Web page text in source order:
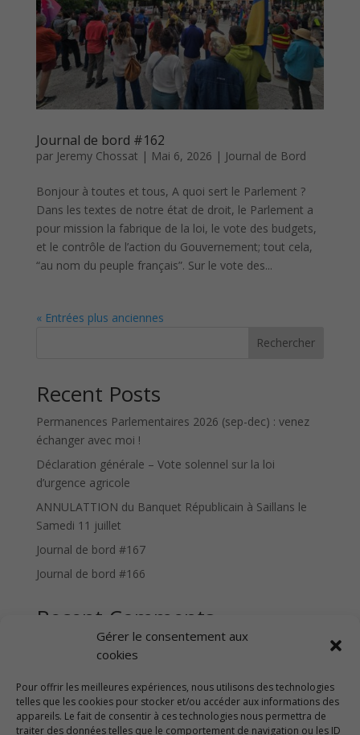
Gérer le consentement aux
cookies
Pour offrir les meilleures expériences, nous utilisons des technologies
telles que les cookies pour stocker et/ou accéder aux informations des
appareils. Le fait de consentir à ces technologies nous permettra de
traiter des données telles que le comportement de navigation ou les ID
Journal de bord #162
par Jeremy Chossat | Mai 6, 2026 | Journal de Bord
Bonjour à toutes et tous, A quoi sert le Parlement ?
Dans les textes de notre état de droit, le Parlement a
pour mission la fabrique de la loi, le vote des budgets,
et le contrôle de l’action du Gouvernement; tout cela,
“au nom du peuple français”. Sur le vote des...
« Entrées plus anciennes
Rechercher
Recent Posts
Permanences Parlementaires 2026 (sep-dec) : venez
échanger avec moi !
Déclaration générale – Vote solennel sur la loi
d’urgence agricole
ANNULATTION du Banquet Républicain à Saillans le
Samedi 11 juillet
Journal de bord #167
Journal de bord #166
Recent Comments
Aucun commentaire à afficher.
Facebook
E-mailLinkedIn
Twitter
Instagram